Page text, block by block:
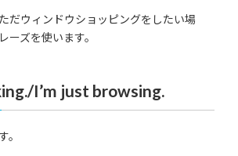
だウィンドウショッピングをしたい場
ーズを使います。
I’m just browsing.
。